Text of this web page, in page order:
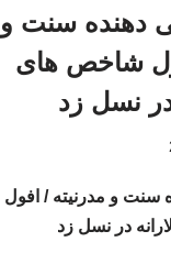
دهنده سنت و
شاخص های
در نسل زد
سنت و مدرنیته / افول
در نسل زد